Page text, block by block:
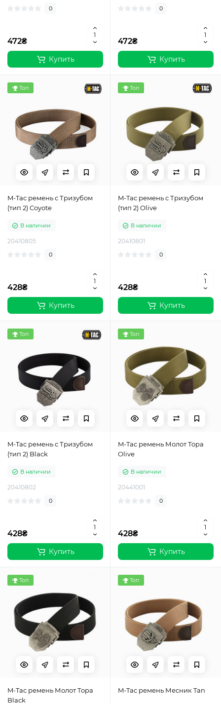
0
472₴
Купить
0
472₴
Купить
Топ
M-Tac ремень с Тризубом
(тип 2) Coyote
В наличии
20410805
0
428₴
Купить
Топ
M-Tac ремень с Тризубом
(тип 2) Olive
В наличии
20410801
0
428₴
Купить
Топ
M-Tac ремень с Тризубом
(тип 2) Black
В наличии
20410802
0
428₴
Купить
Топ
M-Tac ремень Молот Тора
Olive
В наличии
20441001
0
428₴
Купить
Топ
M-Tac ремень Молот Тора
Black
Топ
M-Tac ремень Месник Tan